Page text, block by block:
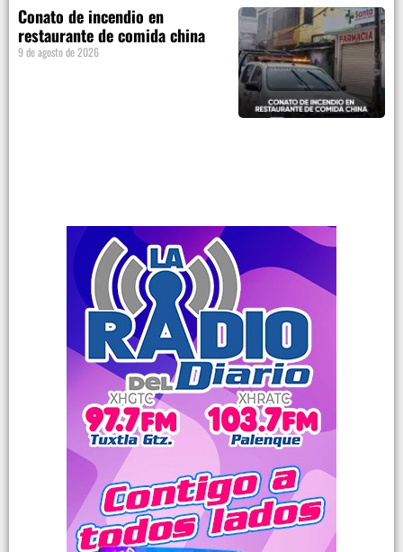
Conato de incendio en
restaurante de comida china
9 de agosto de 2026